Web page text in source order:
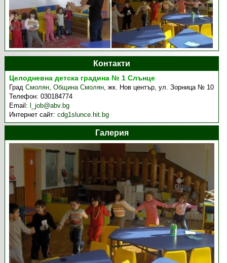
Контакти
Целодневна детска градина № 1 Слънце
ГрадСмолян,Община Смолян,жк. Нов център, ул. Зорница № 10
Телефон:030184774
Email:
l_job@abv.bg
Интернет сайт:cdg1slunce.hit.bg
Галерия